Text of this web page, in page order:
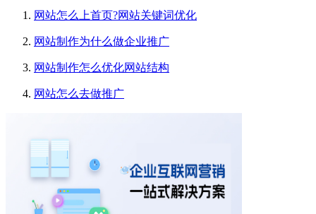
网站怎么上首页?网站关键词优化
网站制作为什么做企业推广
网站制作怎么优化网站结构
网站怎么去做推广